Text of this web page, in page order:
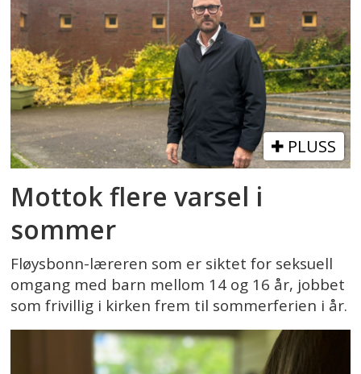
PLUSS
Mottok flere varsel i
sommer
Fløysbonn-læreren som er siktet for seksuell
omgang med barn mellom 14 og 16 år, jobbet
som frivillig i kirken frem til sommerferien i år.